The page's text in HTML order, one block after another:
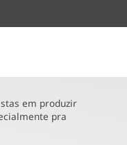
em produzir
pra